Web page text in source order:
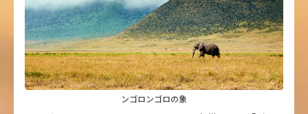
ンゴロンゴロの象